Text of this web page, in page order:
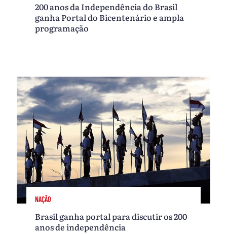
200 anos da Independência do Brasil
ganha Portal do Bicentenário e ampla
programação
NAÇÃO
Brasil ganha portal para discutir os 200
anos de independência